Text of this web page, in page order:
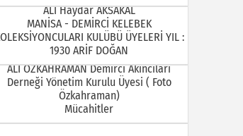
06.07.2026
ALİ ÖZKAHRAMAN Demirci Akıncıları
Derneği Yönetim Kurulu Üyesi ( Foto
Özkahraman)
Mücahitler
Ali Öztürkmen / Emekli Öğretmen
YOKSA